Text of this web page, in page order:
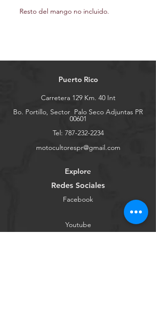
Resto del mango no incluido.
Puerto Rico
Carretera 129 Km. 40 Int
Bo. Portillo, Sector Palo Seco Adjuntas PR
00601
Tel: 787-232-2234
motocultorespr@gmail.com
Explore
Redes Sociales
Facebook
Youtube